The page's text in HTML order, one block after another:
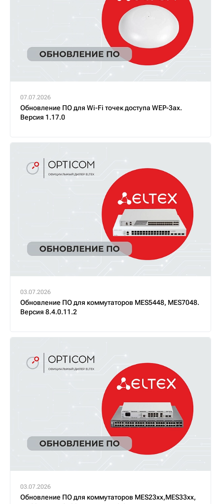
07.07.2026
Обновление ПО для Wi-Fi точек доступа WEP-3ax.
Версия 1.17.0
03.07.2026
Обновление ПО для коммутаторов MES5448, MES7048.
Версия 8.4.0.11.2
03.07.2026
Обновление ПО для коммутаторов MES23xx,MES33xx,